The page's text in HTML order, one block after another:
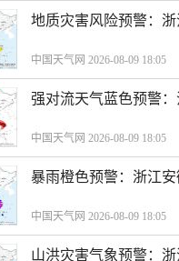
地质灾害风险预警：
中国天气网 2026-08-09 18:05
强对流天气蓝色预警
中国天气网 2026-08-09 18:05
暴雨橙色预警：浙江
中国天气网 2026-08-09 18:05
山洪灾害气象预警：